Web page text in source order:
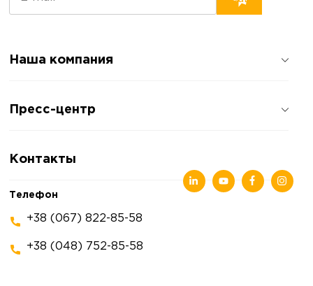
Наша компания
Отзывы о компании
Пресс-центр
Статьи
Контакты
Телефон
+38 (067) 822-85-58
+38 (048) 752-85-58